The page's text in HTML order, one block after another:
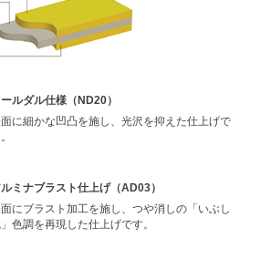
ールダル仕様（ND20）
に細かな凹凸を施し、光沢を抑えた仕上げで
ミナブラスト仕上げ（AD03）
にブラスト加工を施し、つや消しの「いぶし
色調を再現した仕上げです。